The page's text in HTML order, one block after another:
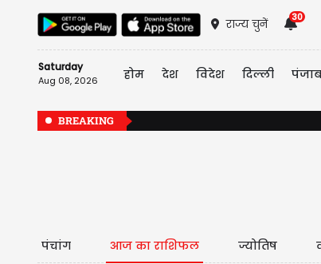
राज्य चुनें
30
Saturday
Aug 08, 2026 होम देश विदेश दिल्ली पंजाब
BREAKING
पंचांग आज का राशिफल ज्योतिष